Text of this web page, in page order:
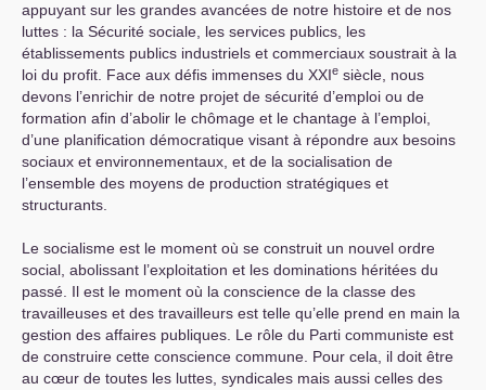
appuyant sur les grandes avancées de notre histoire et de nos
luttes : la Sécurité sociale, les services publics, les
établissements publics industriels et commerciaux soustrait à la
loi du profit. Face aux défis immenses du XXIe siècle, nous
devons l’enrichir de notre projet de sécurité d’emploi ou de
formation afin d’abolir le chômage et le chantage à l’emploi,
d’une planification démocratique visant à répondre aux besoins
sociaux et environnementaux, et de la socialisation de
l’ensemble des moyens de production stratégiques et
structurants.
Le socialisme est le moment où se construit un nouvel ordre
social, abolissant l’exploitation et les dominations héritées du
passé. Il est le moment où la conscience de la classe des
travailleuses et des travailleurs est telle qu’elle prend en main la
gestion des affaires publiques. Le rôle du Parti communiste est
de construire cette conscience commune. Pour cela, il doit être
au cœur de toutes les luttes, syndicales mais aussi celles des